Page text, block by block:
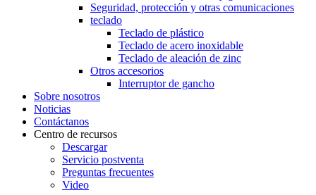
Seguridad, protección y otras comunicaciones
teclado
Teclado de plástico
Teclado de acero inoxidable
Teclado de aleación de zinc
Otros accesorios
Interruptor de gancho
Sobre nosotros
Noticias
Contáctanos
Centro de recursos
Descargar
Servicio postventa
Preguntas frecuentes
Video